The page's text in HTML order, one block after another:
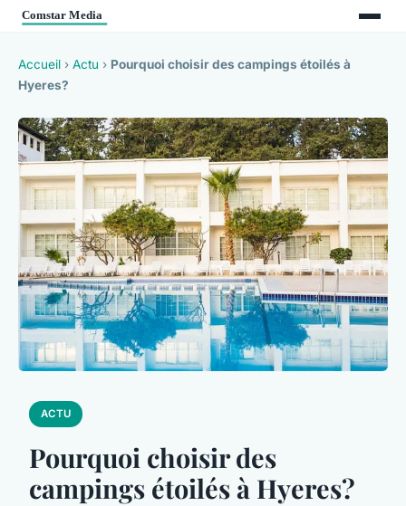
Accueil › Actu › Pourquoi choisir des campings étoilés à
Hyeres?
ACTU
Pourquoi choisir des
campings étoilés à Hyeres?